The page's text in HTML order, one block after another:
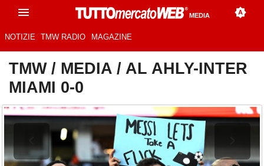
MEDIA
NOTIZIE TMW RADIO MAGAZINE
TMW/ MEDIA / AL AHLY-INTER
MIAMI 0-0